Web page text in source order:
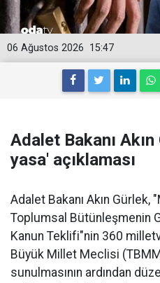
15:47
06 Ağustos 2026
Adalet Bakanı
yasa' açıklaması
Adalet Bakanı Akın Gürlek,
Toplumsal Bütünleşmenin
Kanun Teklifi"nin 360
Büyük Millet Meclisi
sunulmasının ardından